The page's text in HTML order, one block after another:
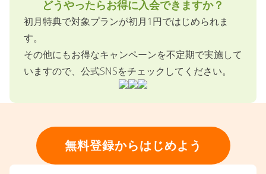
DMMポイントの詳細はこちら
どうやったらお得に入会できますか？
初月特典で対象プランが初月1円ではじめられま